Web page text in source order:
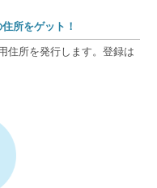
所をゲット！
住所を発行します。登録は